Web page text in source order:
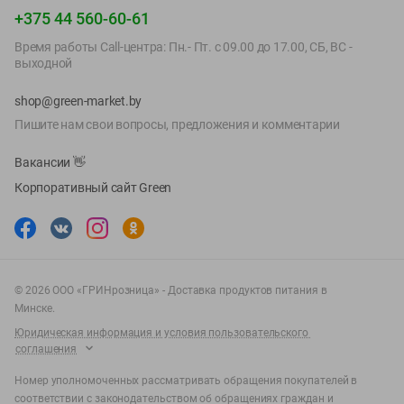
+375 44 560-60-61
Время работы Call-центра: Пн.- Пт. с 09.00 до 17.00, СБ, ВС -
выходной
shop@green-market.by
Пишите нам свои вопросы, предложения и комментарии
Вакансии 👋
Корпоративный сайт Green
© 2026 ООО «ГРИНрозница» - Доставка продуктов питания в
Минске.
Юридическая информация и условия пользовательского
соглашения
Номер уполномоченных рассматривать обращения покупателей в
соответствии с законодательством об обращениях граждан и